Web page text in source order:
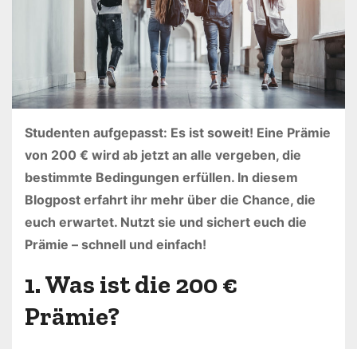
Studenten aufgepasst: Es ist soweit! Eine Prämie
von 200 € wird ab jetzt an alle vergeben, die
bestimmte Bedingungen erfüllen. In diesem
Blogpost erfahrt ihr mehr über die Chance, die
euch erwartet. Nutzt sie und sichert euch die
Prämie – schnell und einfach!
1. Was ist die 200 €
Prämie?